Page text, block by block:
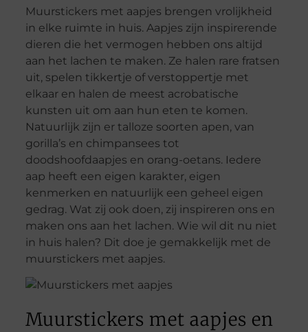
Muurstickers met aapjes brengen vrolijkheid
in elke ruimte in huis. Aapjes zijn inspirerende
dieren die het vermogen hebben ons altijd
aan het lachen te maken. Ze halen rare fratsen
uit, spelen tikkertje of verstoppertje met
elkaar en halen de meest acrobatische
kunsten uit om aan hun eten te komen.
Natuurlijk zijn er talloze soorten apen, van
gorilla’s en chimpansees tot
doodshoofdaapjes en orang-oetans. Iedere
aap heeft een eigen karakter, eigen
kenmerken en natuurlijk een geheel eigen
gedrag. Wat zij ook doen, zij inspireren ons en
maken ons aan het lachen. Wie wil dit nu niet
in huis halen? Dit doe je gemakkelijk met de
muurstickers met aapjes.
Muurstickers met aapjes en